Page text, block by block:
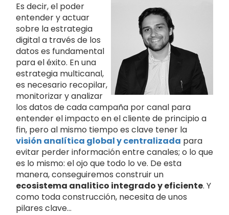
Es decir, el poder
entender y actuar
sobre la estrategia
digital a través de los
datos es fundamental
para el éxito. En una
estrategia multicanal,
es necesario recopilar,
monitorizar y analizar
los datos de cada campaña por canal para
entender el impacto en el cliente de principio a
fin, pero al mismo tiempo es clave tener la
visión analítica global y centralizada para
evitar perder información entre canales; o lo que
es lo mismo: el ojo que todo lo ve. De esta
manera, conseguiremos construir un
ecosistema analitico integrado y eficiente. Y
como toda construcción, necesita de unos
pilares clave...